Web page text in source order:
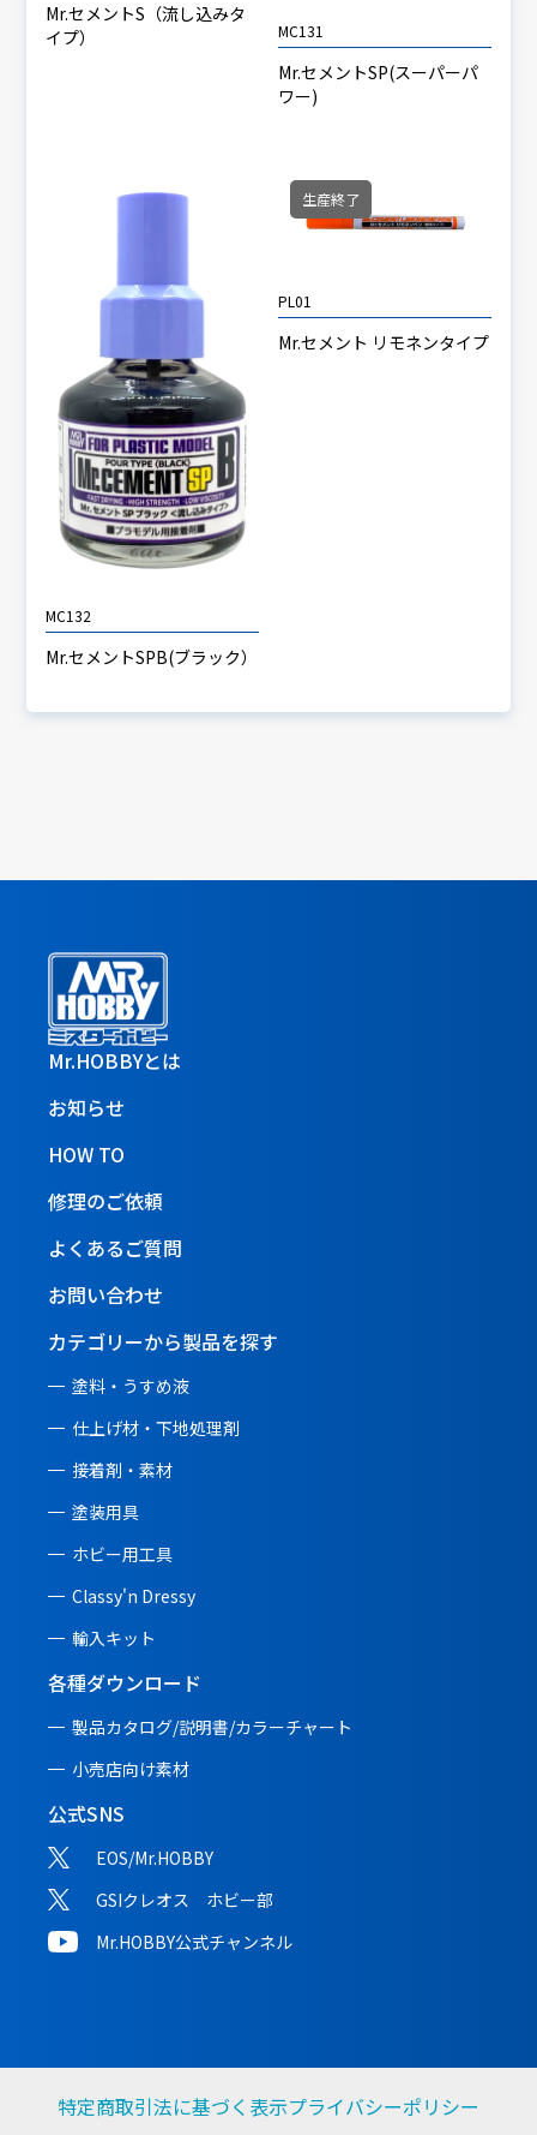
Mr.セメントS（流し込みタ
イプ）
MC131
Mr.セメントSP(スーパーパ
ワー)
MC132
Mr.セメントSPB(ブラック）
生産終了
PL01
Mr.セメント リモネンタイプ
Mr.HOBBYとは
お知らせ
HOW TO
修理のご依頼
よくあるご質問
お問い合わせ
カテゴリーから製品を探す
塗料・うすめ液
仕上げ材・下地処理剤
接着剤・素材
塗装用具
ホビー用工具
Classy'n Dressy
輸入キット
各種ダウンロード
製品カタログ/説明書/カラーチャート
小売店向け素材
公式SNS
EOS/Mr.HOBBY
GSIクレオス ホビー部
Mr.HOBBY公式チャンネル
特定商取引法に基づく表示プライバシーポリシー